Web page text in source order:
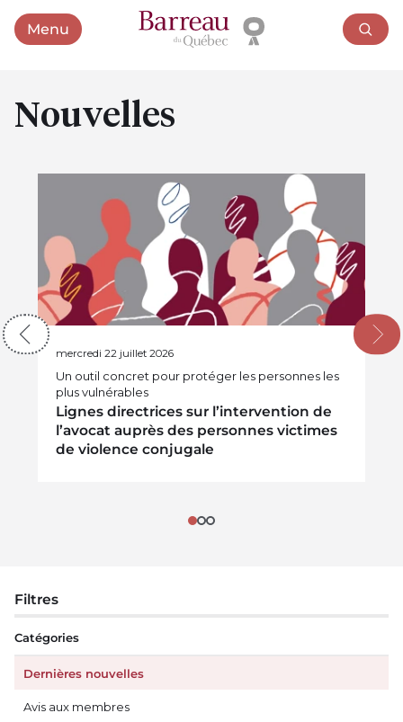
MenuOuvrir le menu
Nouvelles
Guides et brochures
mercredi 22 juillet 2026
Un outil concret pour protéger les personnes les
plus vulnérables
Lignes directrices sur l’intervention de
l’avocat auprès des personnes victimes
de violence conjugale
Filtres
Catégories
Dernières nouvelles
Avis aux membres